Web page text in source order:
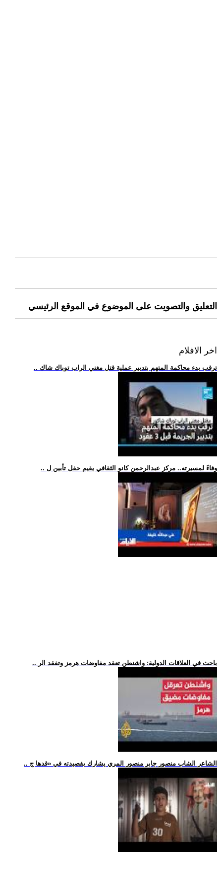
التعليق والتصويت على الموضوع في الموقع الرئيسي
اخر الافلام
.. ترقب بدء محاكمة المتهم بتدبير عملية قتل مغني الراب توباك شاك
.. وفاءً لمسيرته.. مركز عبدالرحمن كانو الثقافي يقيم حفل تأبين ل
.. باحث في العلاقات الدولية: واشنطن تعقد مفاوضات هرمز وتفقد الر
.. الشاعر الشاب منصور جابر منصور المري يشارك بقصيدته في «قدها ج